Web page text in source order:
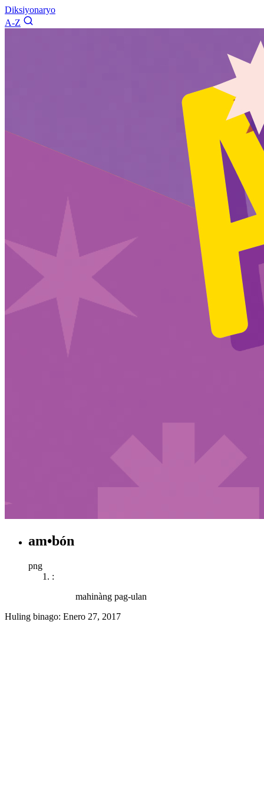
Diksiyonaryo
A-Z
am•bón
png
:
mahinàng pag-ulan
Huling binago: Enero 27, 2017